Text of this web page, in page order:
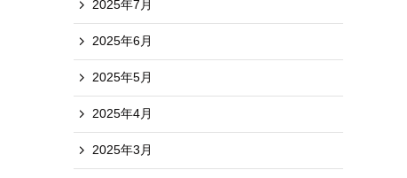
2025年7月
2025年6月
2025年5月
2025年4月
2025年3月